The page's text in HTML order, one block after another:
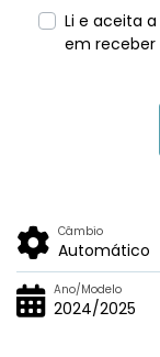
Li e aceita a
em receber
Câmbio
Automático
Ano/Modelo
2024/2025